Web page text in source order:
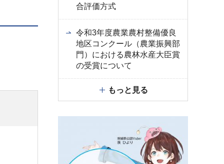
合評価方式
令和3年度農業農村整備優良
地区コンクール（農業振興部
門）における農林水産大臣賞
の受賞について
もっと見る